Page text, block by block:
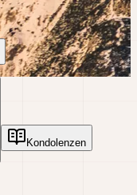
Kondolenzen